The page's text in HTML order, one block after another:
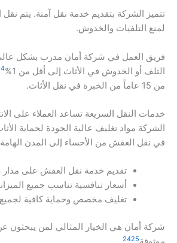
تتميز الشركة بتقديم خدمة نقل آمنة. يتم نقل
لمنع التلفيات والخدوش.
فريق العمل في شركة أمان مدرب بشكل
التلف أو الخدوش في الأثاث إلى أقل من 1%
من 15 عاماً من الخبرة في نقل الأثاث.
خدمات النقل السريعة تساعد العملاء على
الشركة مواد تغليف عالية الجودة لحماية
في نقل العفش من الأحساء إلى المدن
تقديم خدمة نقل العفش على مدار 24 ساعة.
أسعار تنافسية تناسب جميع
تغليف مخصص وحماية كافية لجميع
شركة أمان هي الخيار المثالي لمن يبحثون
2425